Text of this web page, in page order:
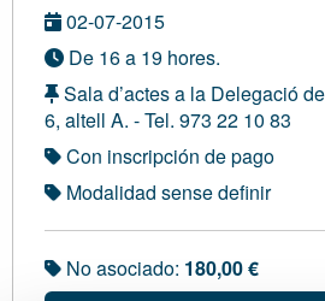
02-07-2015
De 16 a 19 hores.
Sala d’actes a la Delegació
6, altell A. - Tel. 973 22 10 83
Con inscripción de pago
Modalidad sense definir
No asociado: 180,00 €